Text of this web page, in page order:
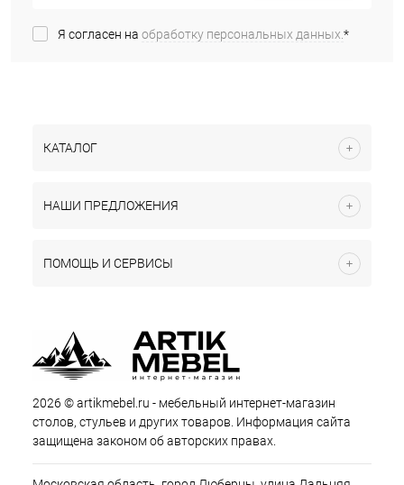
Я согласен на обработку персональных данных. *
КАТАЛОГ
НАШИ ПРЕДЛОЖЕНИЯ
ПОМОЩЬ И СЕРВИСЫ
2026 © artikmebel.ru - мебельный интернет-магазин
столов, стульев и других товаров. Информация сайта
защищена законом об авторских правах.